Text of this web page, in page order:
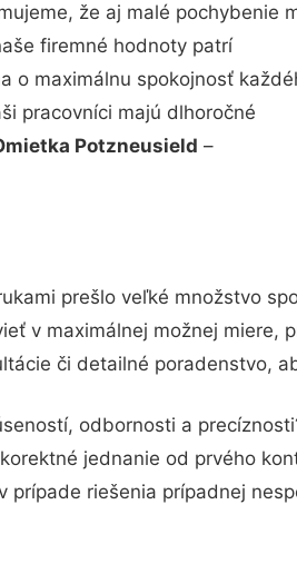
že aj malé pochybenie
firemné hodnoty patrí
o maximálnu spokojnosť
pracovníci majú dlhoročné
Potzneusield –
prešlo veľké množstvo
v maximálnej možnej miere,
či detailné poradenstvo,
odbornosti a
jednanie od prvého
riešenia prípadnej